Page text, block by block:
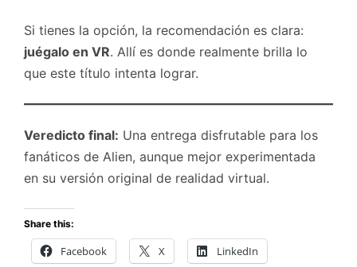
Si tienes la opción, la recomendación es clara:
juégalo en VR. Allí es donde realmente brilla lo
que este título intenta lograr.
Veredicto final: Una entrega disfrutable para los
fanáticos de Alien, aunque mejor experimentada
en su versión original de realidad virtual.
Share this:
Facebook X LinkedIn